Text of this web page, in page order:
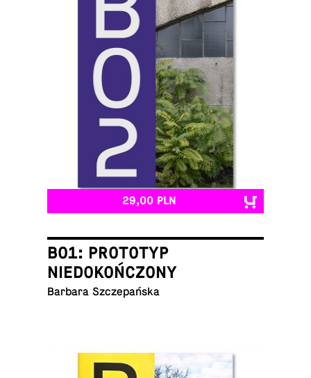
29,00 PLN
B01: PROTOTYP
NIEDOKOŃCZONY
Barbara Szczepańska